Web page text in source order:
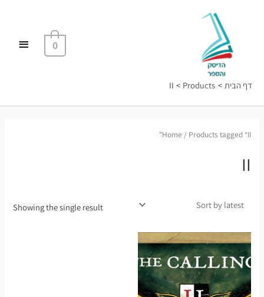
ראשי
0
דף הבית Products
II
Home / Products tagged “II”
II
Showing the single result